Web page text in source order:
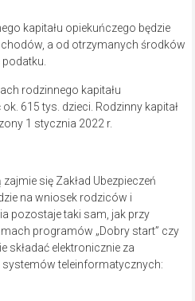
kapitału opiekuńczego będzie
a od otrzymanych środków
rodzinnego kapitału
615 tys. dzieci. Rodzinny kapitał
1 stycznia 2022 r.
się Zakład Ubezpieczeń
na wniosek rodziców i
pozostaje taki sam, jak przy
programów „Dobry start” czy
składać elektronicznie za
teleinformatycznych: